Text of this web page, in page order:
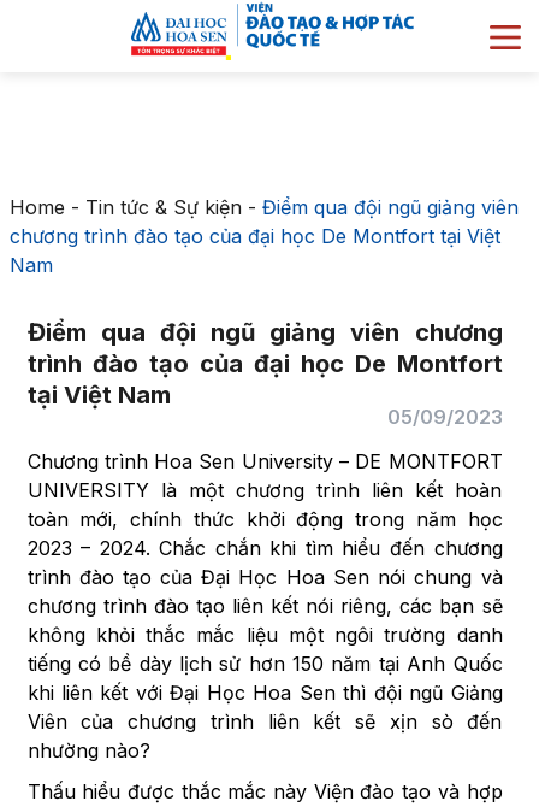
Home - Tin tức & Sự kiện- Điểm qua đội ngũ giảng viên
chương trình đào tạo của đại học De Montfort tại Việt
Nam
Điểm qua đội ngũ giảng viên chương
trình đào tạo của đại học De Montfort
tại Việt Nam
05/09/2023
Chương trình Hoa Sen University – DE MONTFORT
UNIVERSITY là một chương trình liên kết hoàn
toàn mới, chính thức khởi động trong năm học
2023 – 2024. Chắc chắn khi tìm hiểu đến chương
trình đào tạo của Đại Học Hoa Sen nói chung và
chương trình đào tạo liên kết nói riêng, các bạn sẽ
không khỏi thắc mắc liệu một ngôi trường danh
tiếng có bề dày lịch sử hơn 150 năm tại Anh Quốc
khi liên kết với Đại Học Hoa Sen thì đội ngũ Giảng
Viên của chương trình liên kết sẽ xịn sò đến
nhường nào?
Thấu hiểu được thắc mắc này Viện đào tạo và hợp